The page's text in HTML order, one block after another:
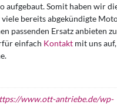
aufgebaut. Somit haben wir
bereits abgekündigte
passenden Ersatz anbieten
einfach Kontaktmit uns
www.ott-antriebe.de/wp-